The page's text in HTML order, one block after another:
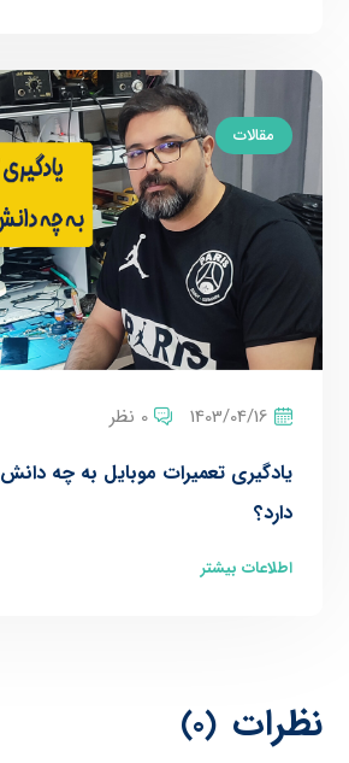
مقالات
1403/04/16 0 نظر
یادگیری تعمیرات موبایل به چه دانش
دارد؟
اطلاعات بیشتر
نظرات (0)